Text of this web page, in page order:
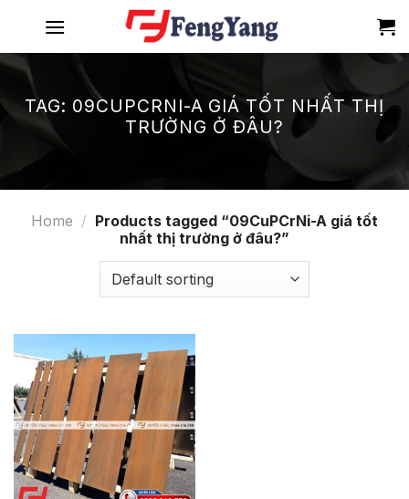
content
TAG: 09CUPCRNI-A GIÁ TỐT NHẤT THỊ
TRƯỜNG Ở ĐÂU?
Home / Products tagged “09CuPCrNi-A giá tốt
nhất thị trường ở đâu?”